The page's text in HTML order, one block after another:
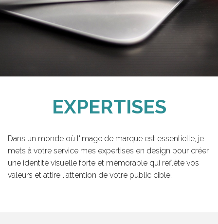
EXPERTISES
Dans un monde où l'image de marque est essentielle, je
mets à votre service mes expertises en design pour créer
une identité visuelle forte et mémorable qui reflète vos
valeurs et attire l'attention de votre public cible.